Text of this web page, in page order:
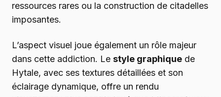
ressources rares ou la construction de citadelles
imposantes.
L’aspect visuel joue également un rôle majeur
dans cette addiction. Le style graphique de
Hytale, avec ses textures détaillées et son
éclairage dynamique, offre un rendu